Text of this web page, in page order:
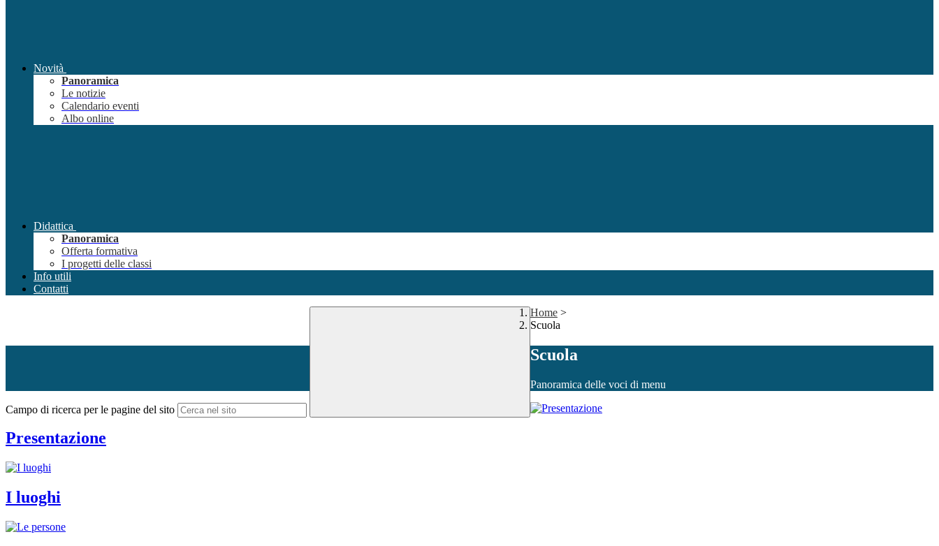
Novità
Panoramica
Le notizie
Calendario eventi
Albo online
Didattica
Panoramica
Offerta formativa
I progetti delle classi
Info utili
Contatti
Campo di ricerca per le pagine del sito
Home >
Scuola
Scuola
Panoramica delle voci di menu
Presentazione
I luoghi